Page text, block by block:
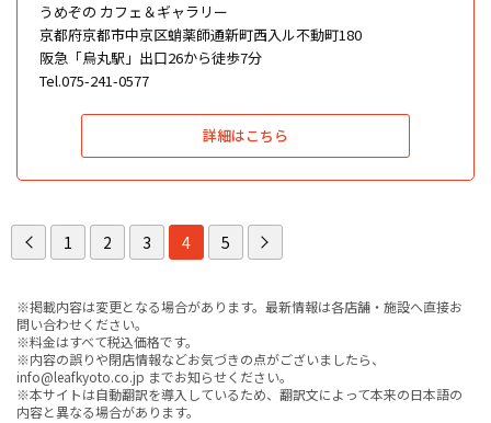
うめぞの カフェ＆ギャラリー
京都府京都市中京区蛸薬師通新町西入ル不動町180
阪急「烏丸駅」出口26から徒歩7分
Tel.075-241-0577
詳細はこちら
1 2 3 4 5
※掲載内容は変更となる場合があります。最新情報は各店舗・施設へ直接お
問い合わせください。
※料金はすべて税込価格です。
※内容の誤りや閉店情報などお気づきの点がございましたら、
info@leafkyoto.co.jp までお知らせください。
※本サイトは自動翻訳を導入しているため、翻訳文によって本来の日本語の
内容と異なる場合があります。